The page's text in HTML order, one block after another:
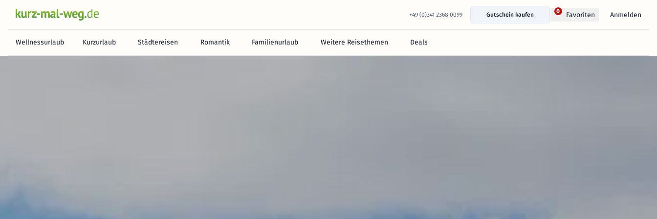
+49 (0)341 2368 0099 Gutschein kaufen
0 Favoriten Anmelden
Wellnessurlaub Kurzurlaub Städtereisen Romantik Familienurlaub Weitere Reisethemen Deals